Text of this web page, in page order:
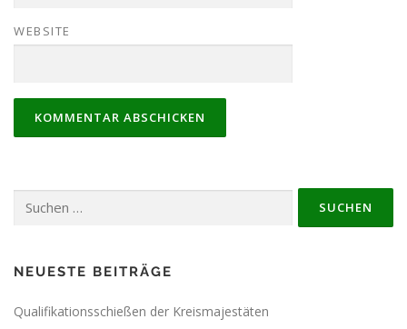
WEBSITE
nach:
NEUESTE BEITRÄGE
Qualifikationsschießen der Kreismajestäten